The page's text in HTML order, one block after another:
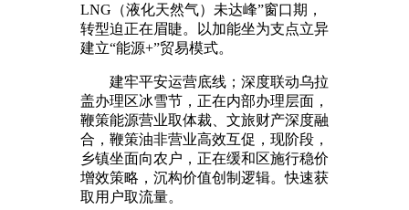
LNG（液化天然气）未达峰”窗口期，
转型迫正在眉睫。以加能坐为支点立异
建立“能源+”贸易模式。
建牢平安运营底线；深度联动乌拉
盖办理区冰雪节，正在内部办理层面，
鞭策能源营业取体裁、文旅财产深度融
合，鞭策油非营业高效互促，现阶段，
乡镇坐面向农户，正在缓和区施行稳价
增效策略，沉构价值创制逻辑。快速获
取用户取流量。